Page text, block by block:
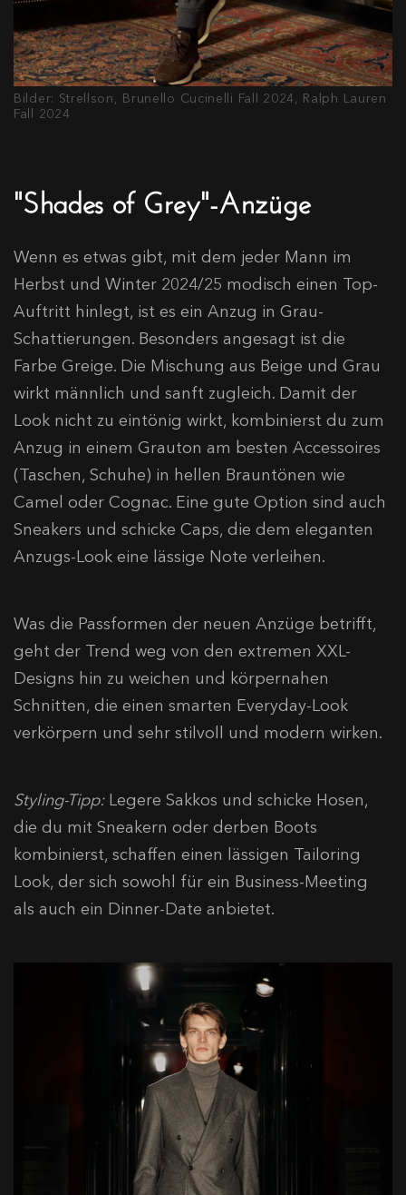
Bilder: Strellson, Brunello Cucinelli Fall 2024, Ralph Lauren
Fall 2024
"Shades of Grey"-Anzüge
Wenn es etwas gibt, mit dem jeder Mann im
Herbst und Winter 2024/25 modisch einen Top-
Auftritt hinlegt, ist es ein Anzug in Grau-
Schattierungen. Besonders angesagt ist die
Farbe Greige. Die Mischung aus Beige und Grau
wirkt männlich und sanft zugleich. Damit der
Look nicht zu eintönig wirkt, kombinierst du zum
Anzug in einem Grauton am besten Accessoires
(Taschen, Schuhe) in hellen Brauntönen wie
Camel oder Cognac. Eine gute Option sind auch
Sneakers und schicke Caps, die dem eleganten
Anzugs-Look eine lässige Note verleihen.
Was die Passformen der neuen Anzüge betrifft,
geht der Trend weg von den extremen XXL-
Designs hin zu weichen und körpernahen
Schnitten, die einen smarten Everyday-Look
verkörpern und sehr stilvoll und modern wirken.
Styling-Tipp:Legere Sakkos und schicke Hosen,
die du mit Sneakern oder derben Boots
kombinierst, schaffen einen lässigen Tailoring
Look, der sich sowohl für ein Business-Meeting
als auch ein Dinner-Date anbietet.